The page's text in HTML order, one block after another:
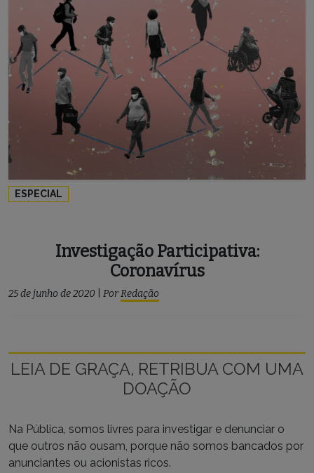
ESPECIAL
Investigação Participativa:
Coronavírus
25 de junho de 2020 PorRedação
LEIA DE GRAÇA, RETRIBUA COM UMA
DOAÇÃO
Na Pública, somos livres para investigar e denunciar o
que outros não ousam, porque não somos bancados por
anunciantes ou acionistas ricos.